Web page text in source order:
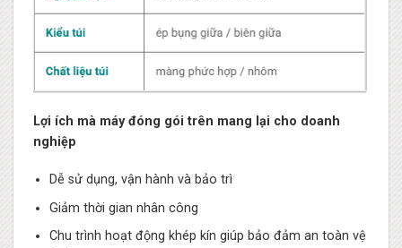
Lợi ích mà máy đóng gói trên mang lại cho doanh
nghiệp
Dễ sử dụng, vận hành và bảo trì
Giảm thời gian nhân công
Chu trình hoạt động khép kín giúp bảo đảm an toàn vệ